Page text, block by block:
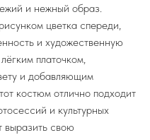
и нежный образ.
цветка спереди,
и художественную
платочком,
и добавляющим
костюм отлично подходит
и культурных
выразить свою